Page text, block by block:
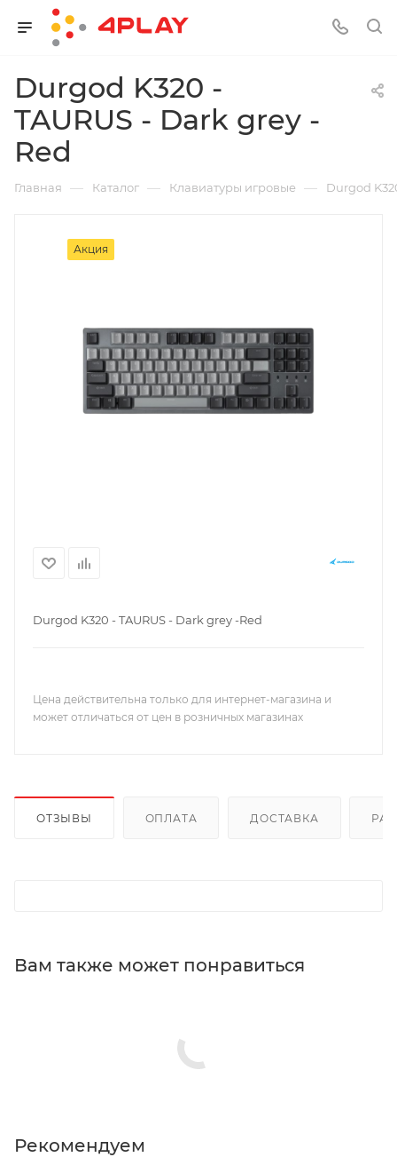
Durgod K320 -
TAURUS - Dark grey -
Red
Главная — Каталог — Клавиатуры игровые — Durgod
Акция
Durgod K320 - TAURUS - Dark grey -Red
Цена действительна только для интернет-магазина и
может отличаться от цен в розничных магазинах
ОТЗЫВЫ ОПЛАТА ДОСТАВКА
Вам также может понравиться
Рекомендуем